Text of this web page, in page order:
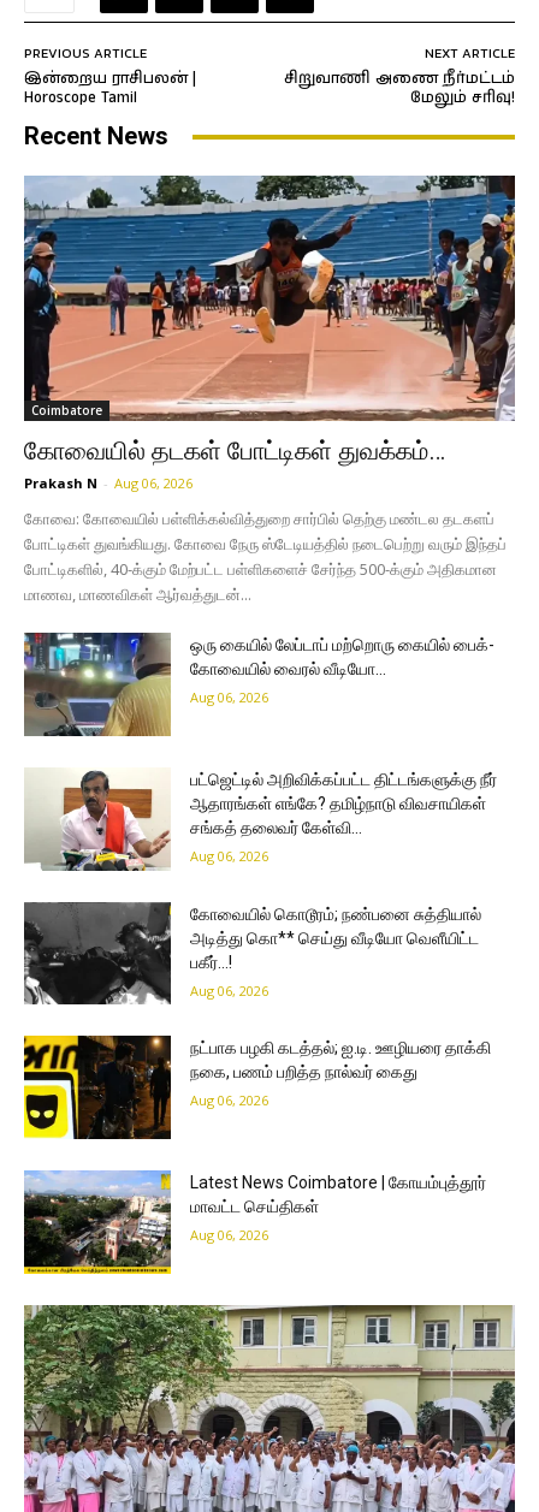
PREVIOUS ARTICLE
இன்றைய ராசிபலன் |
Horoscope Tamil
NEXT ARTICLE
சிறுவாணி அணை நீர்மட்டம்
மேலும் சரிவு!
Recent News
Coimbatore
கோவையில் தடகள் போட்டிகள் துவக்கம்…
Prakash N - Aug 06, 2026
கோவை: கோவையில் பள்ளிக்கல்வித்துறை சார்பில் தெற்கு மண்டல தடகளப்
போட்டிகள் துவங்கியது. கோவை நேரு ஸ்டேடியத்தில் நடைபெற்று வரும் இந்தப்
போட்டிகளில், 40-க்கும் மேற்பட்ட பள்ளிகளைச் சேர்ந்த 500-க்கும் அதிகமான
மாணவ, மாணவிகள் ஆர்வத்துடன்...
ஒரு கையில் லேப்டாப் மற்றொரு கையில் பைக்-
கோவையில் வைரல் வீடியோ…
Aug 06, 2026
பட்ஜெட்டில் அறிவிக்கப்பட்ட திட்டங்களுக்கு நீர்
ஆதாரங்கள் எங்கே? தமிழ்நாடு விவசாயிகள்
சங்கத் தலைவர் கேள்வி…
Aug 06, 2026
கோவையில் கொடூரம்; நண்பனை சுத்தியால்
அடித்து கொ** செய்து வீடியோ வெளீயிட்ட
பகீர்…!
Aug 06, 2026
நட்பாக பழகி கடத்தல்; ஐ.டி. ஊழியரை தாக்கி
நகை, பணம் பறித்த நால்வர் கைது
Aug 06, 2026
Latest News Coimbatore | கோயம்புத்தூர்
மாவட்ட செய்திகள்
Aug 06, 2026